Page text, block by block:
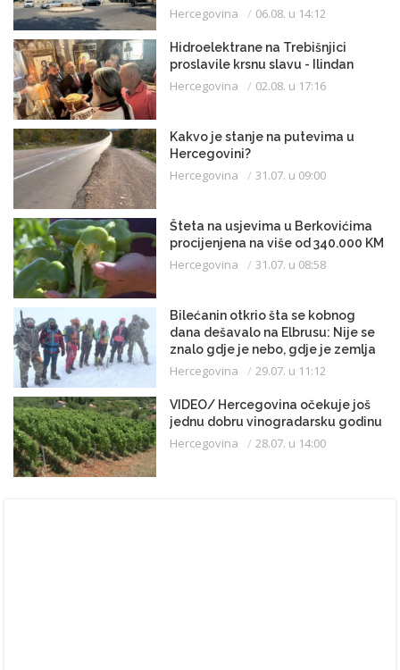
Hercegovina 06.08. u 14:12
Hidroelektrane na Trebišnjici
proslavile krsnu slavu - Ilindan
Hercegovina 02.08. u 17:16
Kakvo je stanje na putevima u
Hercegovini?
Hercegovina 31.07. u 09:00
Šteta na usjevima u Berkovićima
procijenjena na više od 340.000 KM
Hercegovina 31.07. u 08:58
Bilećanin otkrio šta se kobnog
dana dešavalo na Elbrusu: Nije se
znalo gdje je nebo, gdje je zemlja
Hercegovina 29.07. u 11:12
VIDEO/ Hercegovina očekuje još
jednu dobru vinogradarsku godinu
Hercegovina 28.07. u 14:00